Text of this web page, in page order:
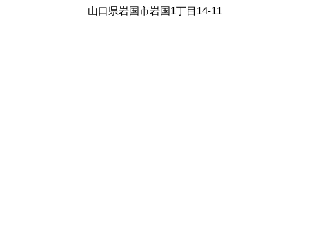
山口県岩国市岩国1丁目14-11